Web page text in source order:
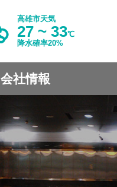
高雄市天気
27 ~ 33℃
降水確率20%
会社情報